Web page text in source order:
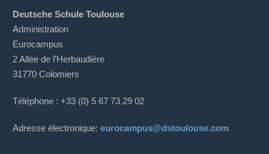
Deutsche Schule Toulouse
Administration
Eurocampus
2 Allée de l’Herbaudière
31770 Colomiers
Téléphone : +33 (0) 5 67 73 29 02
Adresse électronique:eurocampus@dstoulouse.com